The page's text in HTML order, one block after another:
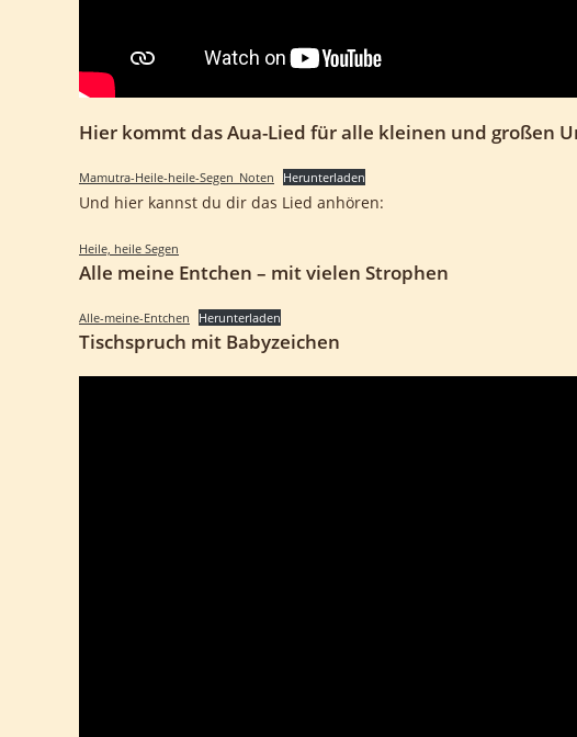
Hier kommt das Aua-Lied für alle kleinen und großen
Mamutra-Heile-heile-Segen_Noten Herunterladen
Und hier kannst du dir das Lied anhören:
Heile, heile Segen
Alle meine Entchen – mit vielen Strophen
Alle-meine-Entchen Herunterladen
Tischspruch mit Babyzeichen